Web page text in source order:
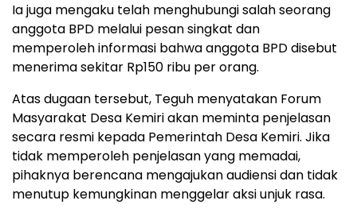
Ia juga mengaku telah menghubungi salah seorang
anggota BPD melalui pesan singkat dan
memperoleh informasi bahwa anggota BPD disebut
menerima sekitar Rp150 ribu per orang.
Atas dugaan tersebut, Teguh menyatakan Forum
Masyarakat Desa Kemiri akan meminta penjelasan
secara resmi kepada Pemerintah Desa Kemiri. Jika
tidak memperoleh penjelasan yang memadai,
pihaknya berencana mengajukan audiensi dan tidak
menutup kemungkinan menggelar aksi unjuk rasa.